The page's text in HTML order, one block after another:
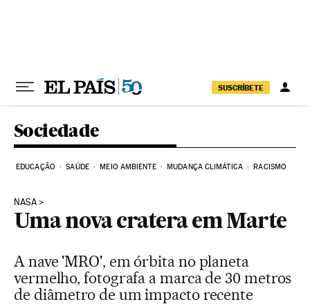
SUSCRÍBETE
Sociedade
EDUCAÇÃO SAÚDE MEIO AMBIENTE MUDANÇA CLIMÁTICA RACISMO
NASA
Uma nova cratera em Marte
A nave 'MRO', em órbita no planeta
vermelho, fotografa a marca de 30 metros
de diâmetro de um impacto recente